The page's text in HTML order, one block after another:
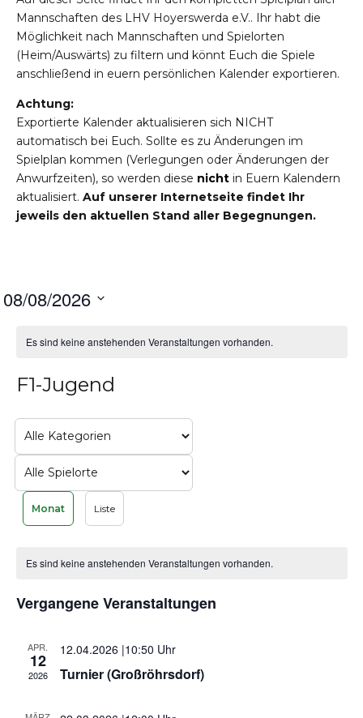
Mannschaften des LHV Hoyerswerda e.V.. Ihr habt die
Möglichkeit nach Mannschaften und Spielorten
(Heim/Auswärts) zu filtern und könnt Euch die Spiele
anschließend in euern persönlichen Kalender exportieren.
Achtung:
Exportierte Kalender aktualisieren sich NICHT
automatisch bei Euch. Sollte es zu Änderungen im
Spielplan kommen (Verlegungen oder Änderungen der
Anwurfzeiten), so werden diese nicht in Euern Kalendern
aktualisiert. Auf unserer Internetseite findet Ihr
jeweils den aktuellen Stand aller Begegnungen.
Es sind keine anstehenden Veranstaltungen vorhanden.
F1-Jugend
Ansichten-
Navigation
Monat Liste
08/08/2026
wählen.
Kalender
Veranstaltungen
Es sind keine anstehenden Veranstaltungen vorhanden.
Vergangene Veranstaltungen
APR.
12
2026
12.04.2026 |10:50
Turnier (Großröhrsdorf)